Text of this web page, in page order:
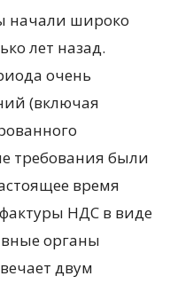
начали широко
лет назад.
очень
(включая
требования были
время
НДС в виде
органы
двум